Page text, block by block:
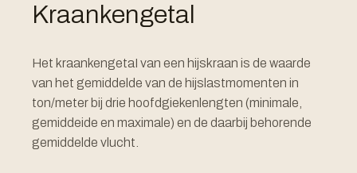
Kraankengetal
Het kraankengetaI van een hijskraan is de waarde
van het gemiddelde van de hijslastmomenten in
ton/meter bij drie hoofdgiekenlengten (minimale,
gemiddeide en maximale) en de daarbij behorende
gemiddelde vlucht.